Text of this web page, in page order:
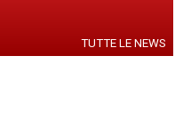
TUTTE LE NEWS